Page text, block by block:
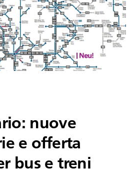
nuove
e offerta
bus e treni